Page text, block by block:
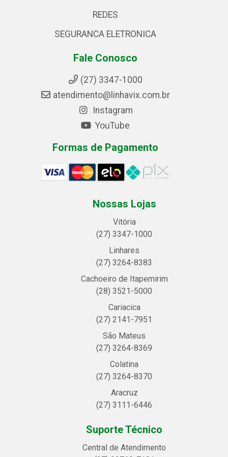
REDES
SEGURANCA ELETRONICA
Fale Conosco
(27) 3347-1000
atendimento@linhavix.com.br
Instagram
YouTube
Formas de Pagamento
Nossas Lojas
Vitória
(27) 3347-1000
Linhares
(27) 3264-8383
Cachoeiro de Itapemirim
(28) 3521-5000
Cariacica
(27) 2141-7951
São Mateus
(27) 3264-8369
Colatina
(27) 3264-8370
Aracruz
(27) 3111-6446
Suporte Técnico
Central de Atendimento